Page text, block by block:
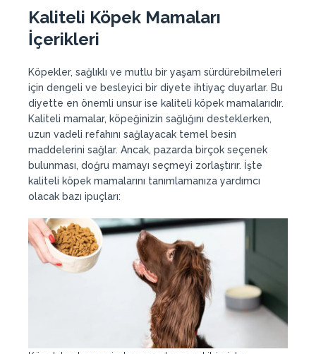
Kaliteli Köpek Mamaları
İçerikleri
Köpekler, sağlıklı ve mutlu bir yaşam sürdürebilmeleri
için dengeli ve besleyici bir diyete ihtiyaç duyarlar. Bu
diyette en önemli unsur ise kaliteli köpek mamalarıdır.
Kaliteli mamalar, köpeğinizin sağlığını desteklerken,
uzun vadeli refahını sağlayacak temel besin
maddelerini sağlar. Ancak, pazarda birçok seçenek
bulunması, doğru mamayı seçmeyi zorlaştırır. İşte
kaliteli köpek mamalarını tanımlamanıza yardımcı
olacak bazı ipuçları: